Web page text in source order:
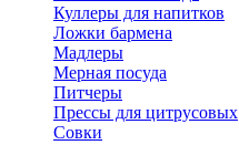
Куллеры для напитков
Ложки бармена
Мадлеры
Мерная посуда
Питчеры
Прессы для цитрусовых
Совки